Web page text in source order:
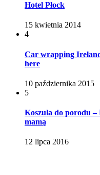
Hotel Płock
15 kwietnia 2014
4
Car wrapping
here
10 października 2015
5
Koszula do porodu
mamą
12 lipca 2016